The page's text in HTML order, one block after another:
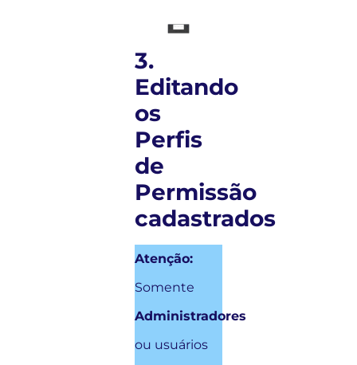
3.
Editando
os
Perfis
de
Permissão
cadastrados
Atenção:
Somente
Administradores
ou usuários